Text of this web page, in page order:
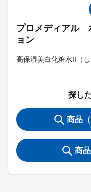
プロメディアル
ョン
高保湿美白化粧水II（し
探し
商品
商